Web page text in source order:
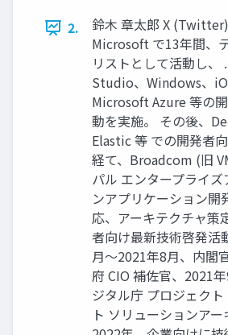
2.
鈴木 章太郎 X
Microsoft で13年間、
リストとして活動し、
Studio、Windows、
Microsoft Azure 等の
動を実施。 その後、
Elastic 等 での開発者
経て、Broadcom (旧
パル エンタープライ
ンアプリケーション開
応、アーキテクチャ策
者向け最新技術啓発活
月〜2021年8月、内閣
府 CIO 補佐官、2021
ジタル庁 プロジェク
ト ソリューションアー